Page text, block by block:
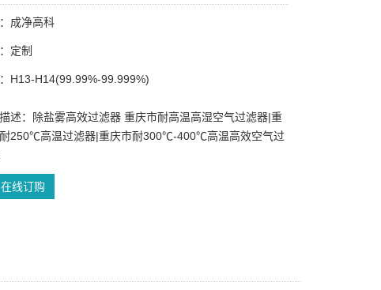
成净高科
定制
H13-H14(99.99%-99.999%)
述：除盐雾高效过滤器 重庆市耐高温高湿空气过滤器|重
250℃高温过滤器|重庆市耐300℃-400℃高温高效空气过
在线订购